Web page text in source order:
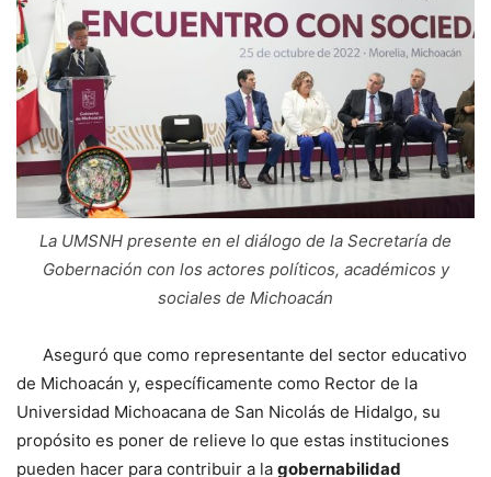
La UMSNH presente en el diálogo de la Secretaría de
Gobernación con los actores políticos, académicos y
sociales de Michoacán
Aseguró que como representante del sector educativo
de Michoacán y, específicamente como Rector de la
Universidad Michoacana de San Nicolás de Hidalgo, su
propósito es poner de relieve lo que estas instituciones
pueden hacer para contribuir a la gobernabilidad